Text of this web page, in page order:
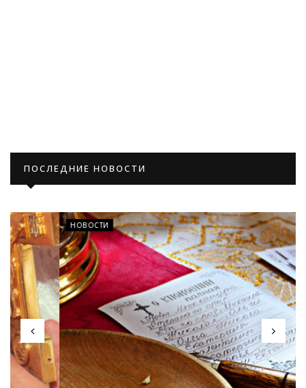
ПОСЛЕДНИЕ НОВОСТИ
НОВОСТИ